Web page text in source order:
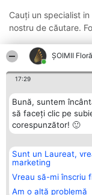
ȘOIMII
17:29
Bună, suntem
să faceți clic pe
corespunzător! 🙂
Sunt un Laureat,
marketing
Vreau să-mi înscriu
Am o altă problemă
Cauți un specialist
nostru de căutare.
Organizator Ranking
BRIGHT SOLUTIONS BR SRL
Aleea Timisul De Sus 2 Bl.
Sc. A Et. 4 Ap. 13 Cod
București